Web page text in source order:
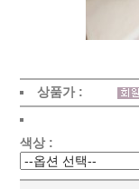
상품가 :
색상 :